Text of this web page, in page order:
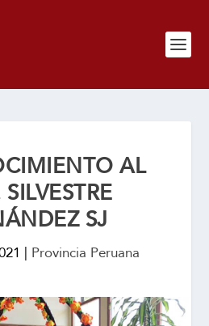
AL
SJ
| Provincia Peruana